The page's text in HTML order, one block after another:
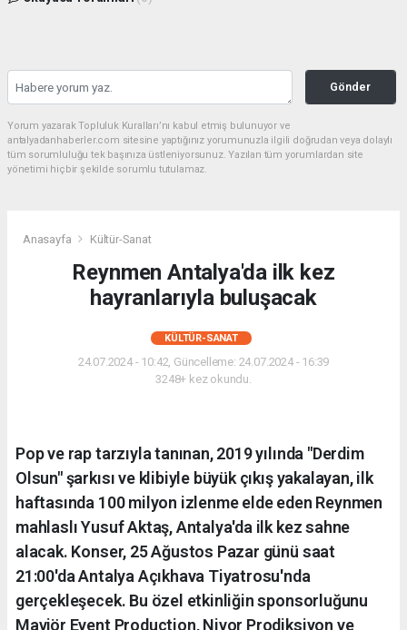
Gönder
Yorum yazarak Topluluk Kuralları’nı kabul etmiş bulunuyor ve
antalyadanhaberler.com sitesine yaptığınız yorumunuzla ilgili doğrudan veya dolaylı
tüm sorumluluğu tek başınıza üstleniyorsunuz. Yazılan tüm yorumlardan site
yönetimi hiçbir şekilde sorumlu tutulamaz.
Anasayfa Kültür-Sanat
Reynmen Antalya'da ilk kez
hayranlarıyla buluşacak
KÜLTÜR-SANAT
24.07.2024 - 10:42, Güncelleme: 24.07.2024 - 16:39
3248+ kez okundu.
Pop ve rap tarzıyla tanınan, 2019 yılında "Derdim
Olsun" şarkısı ve klibiyle büyük çıkış yakalayan, ilk
haftasında 100 milyon izlenme elde eden Reynmen
mahlaslı Yusuf Aktaş, Antalya'da ilk kez sahne
alacak. Konser, 25 Ağustos Pazar günü saat
21:00'da Antalya Açıkhava Tiyatrosu'nda
gerçekleşecek. Bu özel etkinliğin sponsorluğunu
Mavjör Event Production, Nivor Prodiksiyon ve